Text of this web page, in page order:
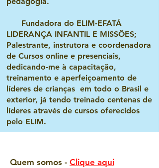
Fundadora do ELIM-EFATÁ
LIDERANÇA INFANTIL E MISSÕES;
Palestrante, instrutora e coordenadora
de Cursos online e presenciais,
dedicando-me à capacitação,
treinamento e aperfeiçoamento de
líderes de crianças em todo o Brasil e
exterior, já tendo treinado centenas de
líderes através de cursos oferecidos
pelo ELIM.
Quem somos - Clique aqui